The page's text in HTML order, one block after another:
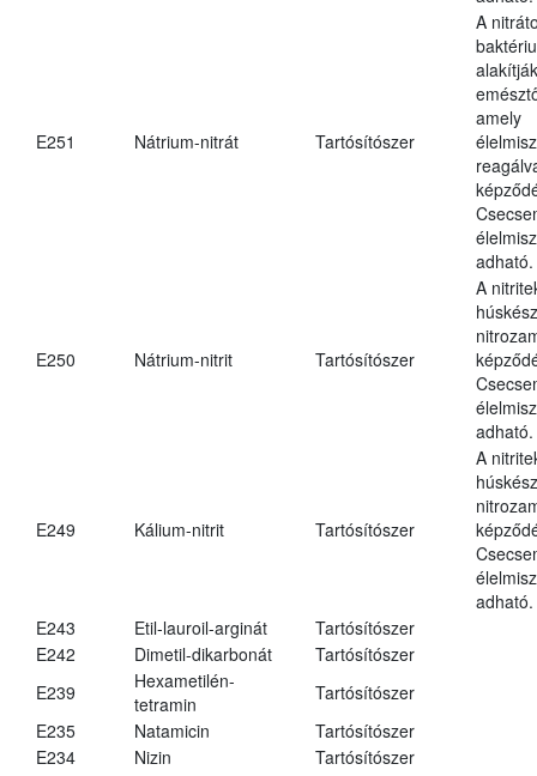
E251 Nátrium-nitrát Tartósítószer
A
amely
adható.
E250 Nátrium-nitrit Tartósítószer
A
adható.
E249 Kálium-nitrit Tartósítószer
A
adható.
E243
Etil-lauroil-arginát
Tartósítószer
E242
Dimetil-dikarbonát
Tartósítószer
E239
Hexametilén-
tetramin
Tartósítószer
E235
Natamicin
Tartósítószer
E234
Nizin Tartósítószer